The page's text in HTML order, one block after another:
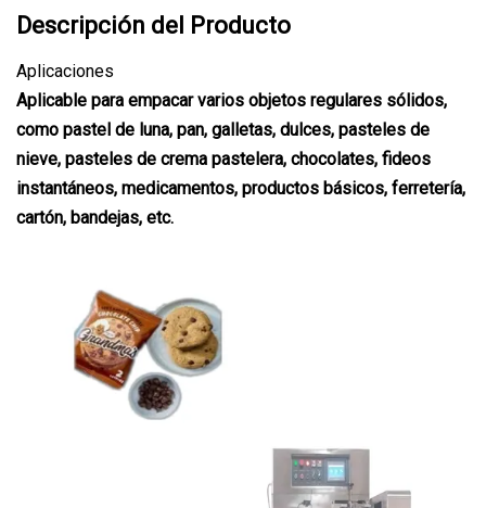
Descripción del Producto
Aplicaciones
Aplicable para empacar varios objetos regulares sólidos,
como pastel de luna, pan, galletas, dulces, pasteles de
nieve, pasteles de crema pastelera, chocolates, fideos
instantáneos, medicamentos, productos básicos, ferretería,
cartón, bandejas, etc.